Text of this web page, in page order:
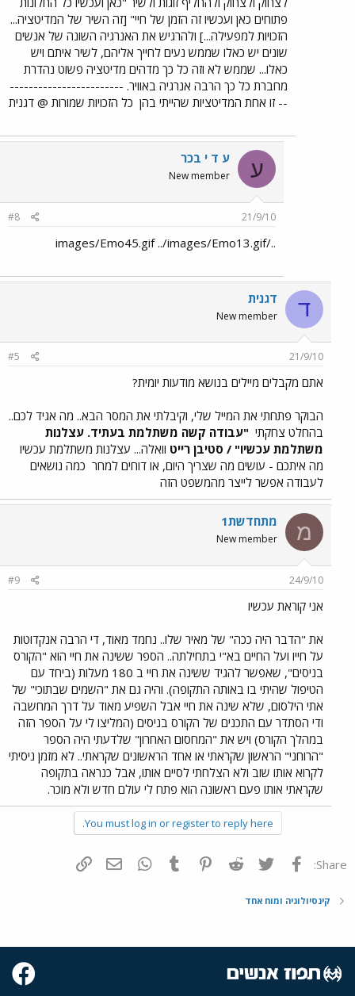
פתוחים כאן ועכשיו זה הזמן של חיי" [זה השיר של המדיטציה...
הזכויות למפעילה...] ולהרגיש את האנרגיה השונה של אנשים
שונים יש כאלו שממש נעים לחייך אליהם, לשיר איתם ויש
כאלו... שממש לא וזה כל כך מדהים מדיטציה פשוט נהדרת
מחברת כל כך הרבה אנרגיה באוויר. ------------------------
-- זו אחת המדיטציות שהייתי בהן כל הזכויות שמורות @ דגנית
ע ע ד י בכר
New member
21/9/10
#8
../images/Emo45.gif ../images/Emo13.gif
ד דגנית
New member
21/9/10
#5
אתם מקבלים מיילים בנושא מודעות יומית?
הבוקר פתחתי את המייל שלי, וקיבלתי את המסר הבא.. מה אגיד לכם..
בהחלט צחקתי "עבודה קשה משתלמת בעתיד. עצלנות
משתלמת עכשיו" / סטיבן רייט וואלה... עצלנות משתלמת עכשיו
מה איתכם - עושים מה שצריך היום, או דוחים למחר כמה נושאים
לעבודה אפשר לייצר מהמשפט הזה
מ מתחדשת1
New member
24/9/10
#9
אני קוראת עכשיו
את "הדבר היה ככה" של מאיר שלו.. נחמד מאוד, די הרבה אנקדוטות
על חייו ועל החיים בא"י בתחילתה.. הספר ששינה את חיי הוא "הקורס
בניסים", שאפשר להגיד ששינה את חיי ב 180 מעלות (ביחד עם
הטיפול שהיתי בו באותה התקופה). והיה גם את "השמים שבתוכי" של
אתי הילסום, שלא שינה את חיי אבל השפיע מאוד על דרך המחשבה
ודי הסתדר עם התכנים של הקורס בניסים (המליצו לי על הספר הזה
במהלך הקורס) ויש את "המחסום האחרון" שלדעתי היה הספר
"הרוחני" הראשון שקראתי או אחד הראשונים שקראתי.. לא מזמן ניסיתי
לקרוא אותו שוב ולא הצלחתי לסיים אותו, אבל כנראה בתקופה
שקראתי אותו פעם ראשונה הוא פתח לי עולם חדש ולא מוכר.
You must log in or register to reply here.
Share: פייסבוק Twitter
Reddit
Pinterest
Tumblr
WhatsAppדואר אלקטרוני
קינסיולוגיה ומוח אחד